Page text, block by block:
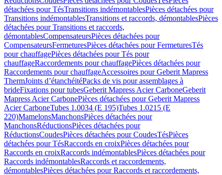
détachées pour TésTransitions indémontablesPièces détachées pour
Transitions indémontablesTransitions et raccords, démontablesPièces
détachées pour Transitions et raccords,
démontablesCompensateursPièces détachées pour
CompensateursFermeturesPièces détachées pour FermeturesTés
pour chauffagePièces détachées pour Tés pour
chauffageRaccordements pour chauffagePièces détachées pour
Raccordements pour chauffageAccessoires pour Geberit Mapress
ThermJoints d’étanchéitéPacks de vis pour assemblages à
brideFixations pour tubesGeberit Mapress Acier CarboneGeberit
Mapress Acier CarbonePièces détachées pour Geberit Mapress
Acier CarboneTubes 1.0034 (E 195)Tubes 1.0215 (E
220)MamelonsManchonsPièces détachées pour
ManchonsRéductionsPièces détachées pour
RéductionsCoudesPièces détachées pour CoudesTésPièces
détachées pour TésRaccords en croixPièces détachées pour
Raccords en croixRaccords indémontablesPièces détachées pour
Raccords indémontablesRaccords et raccordements,
démontablesPièces détachées pour Raccords et raccordements,